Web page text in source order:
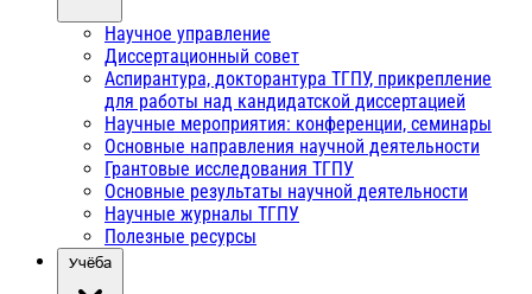
Научное управление
Диссертационный совет
Аспирантура, докторантура ТГПУ, прикрепление
для работы над кандидатской диссертацией
Научные мероприятия: конференции, семинары
Основные направления научной деятельности
Грантовые исследования ТГПУ
Основные результаты научной деятельности
Научные журналы ТГПУ
Полезные ресурсы
Учёба